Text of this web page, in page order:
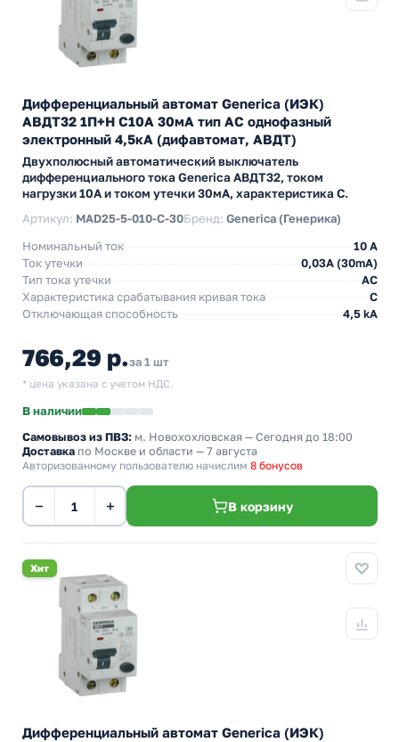
Дифференциальный автомат Generica (ИЭК)
АВДТ32 1П+Н C10А 30мА тип АС однофазный
электронный 4,5кА (дифавтомат, АВДТ)
Двухполюсный автоматический выключатель
дифференциального тока Generica АВДТ32, током
нагрузки 10А и током утечки 30мА, характеристика С.
Артикул: MAD25-5-010-C-30Бренд: Generica (Генерика)
Номинальный ток
10 А
Ток утечки
0,03A (30mA)
Тип тока утечки
AC
Характеристика срабатывания кривая тока
C
Отключающая способность
4,5 kA
766,29 р.за 1 шт
* цена указана с учетом НДС.
В наличии
Самовывоз из ПВЗ: м. Новохохловская — Сегодня до 18:00
Доставка по Москве и области — 7 августа
Авторизованному пользователю начислим 8 бонусов
− + В корзину
Хит
Дифференциальный автомат Generica (ИЭК)